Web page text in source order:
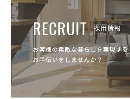
RECRUIT 採用情報
お客様の素敵な暮らしを実現する
お手伝いをしませんか？